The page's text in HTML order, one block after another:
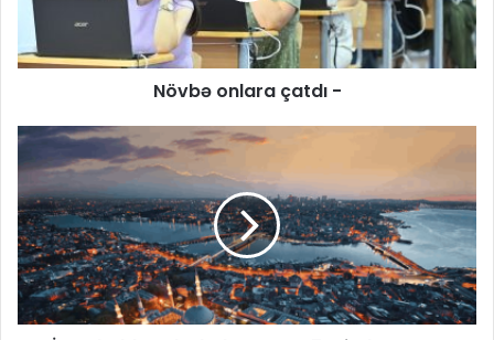
Növbə onlara çatdı -